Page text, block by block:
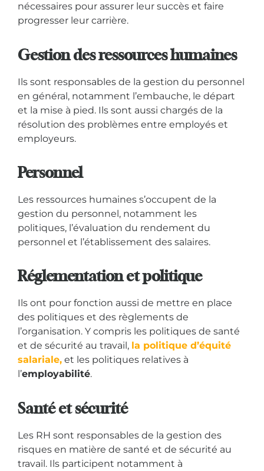
nécessaires pour assurer leur succès et faire
progresser leur carrière.
Gestion des ressources humaines
Ils sont responsables de la gestion du personnel
en général, notamment l’embauche, le départ
et la mise à pied. Ils sont aussi chargés de la
résolution des problèmes entre employés et
employeurs.
Personnel
Les ressources humaines s’occupent de la
gestion du personnel, notamment les
politiques, l’évaluation du rendement du
personnel et l’établissement des salaires.
Réglementation et politique
Ils ont pour fonction aussi de mettre en place
des politiques et des règlements de
l’organisation. Y compris les politiques de santé
et de sécurité au travail, la politique d’équité
salariale, et les politiques relatives à
l’employabilité.
Santé et sécurité
Les RH sont responsables de la gestion des
risques en matière de santé et de sécurité au
travail. Ils participent notamment à